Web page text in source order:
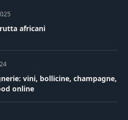
africani
vini, bollicine, champagne,
online